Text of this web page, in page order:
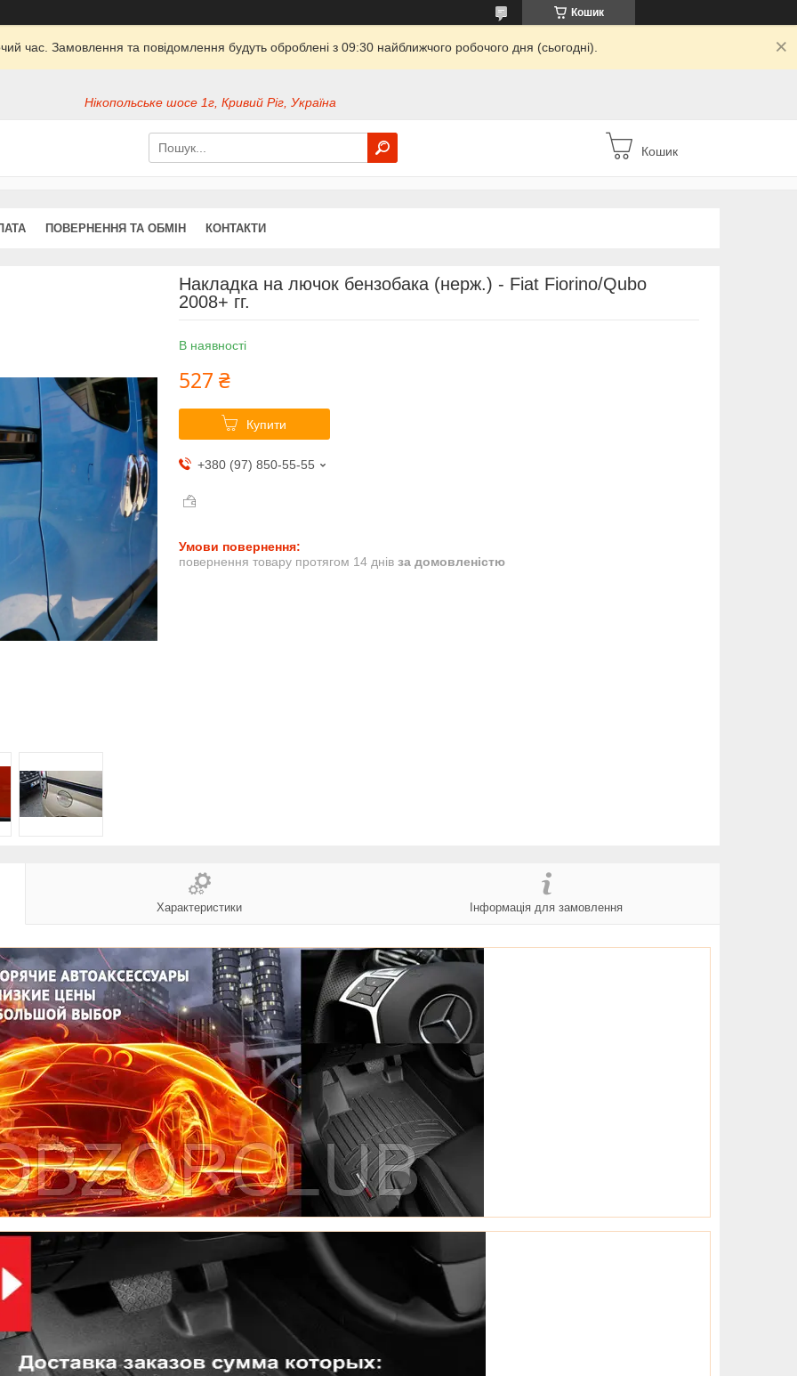
Кошик
час. Замовлення та повідомлення будуть оброблені з 09:30 найближчого робочого дня (сьогодні).
Нікопольське шосе 1г, Кривий Ріг, Україна
Кошик
ПОВЕРНЕННЯ ТА ОБМІН КОНТАКТИ
Накладка на лючок бензобака (нерж.) - Fiat Fiorino/Qubo
2008+ гг.
В наявності
527 ₴
Купити
+380 (97) 850-55-55
повернення товару протягом 14 днів за домовленістю
Характеристики Інформація для замовлення